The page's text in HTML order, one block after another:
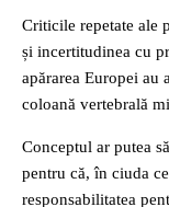
Criticile repetate ale
și incertitudinea cu
apărarea Europei au
coloană vertebrală
Conceptul ar putea
pentru că, în ciuda
responsabilitatea